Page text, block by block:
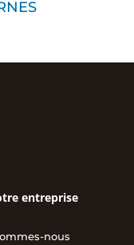
entreprise
nous